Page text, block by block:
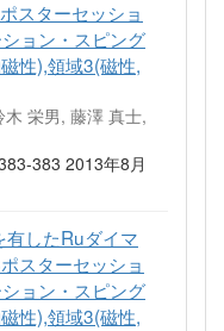
スターセッショ
ョン・スピング
性),領域3(磁性,
栄男, 藤澤 真士,
383 2013年8月
したRuダイマ
スターセッショ
ョン・スピング
性),領域3(磁性,